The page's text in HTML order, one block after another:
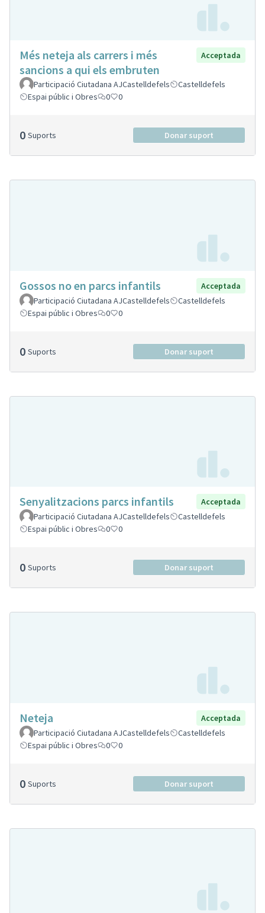
Més neteja als carrers i més
sancions a qui els embruten
Acceptada
Participació Ciutadana AJCastelldefels
Castelldefels
Espai públic i Obres
0 0
0 Suports Donar suport
Gossos no en parcs infantils
Acceptada
Participació Ciutadana AJCastelldefels
Castelldefels
Espai públic i Obres
0 0
0 Suports Donar suport
Senyalitzacions parcs infantils
Acceptada
Participació Ciutadana AJCastelldefels
Castelldefels
Espai públic i Obres
0 0
0 Suports Donar suport
Neteja
Acceptada
Participació Ciutadana AJCastelldefels
Castelldefels
Espai públic i Obres
0 0
0 Suports Donar suport